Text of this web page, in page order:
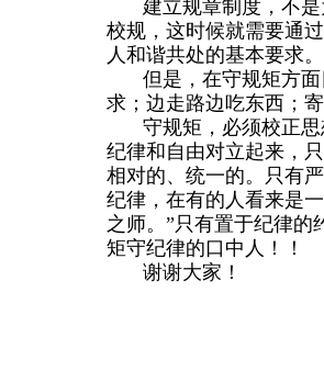
建立规章制度，不
校规，这时候就需要通
人和谐共处的基本要求
但是，在守规矩方
求；边走路边吃东西；
守规矩，必须校正
纪律和自由对立起来，
相对的、统一的。只有
纪律，在有的人看来是
之师。”只有置于纪律
矩守纪律的口中人！！
谢谢大家！